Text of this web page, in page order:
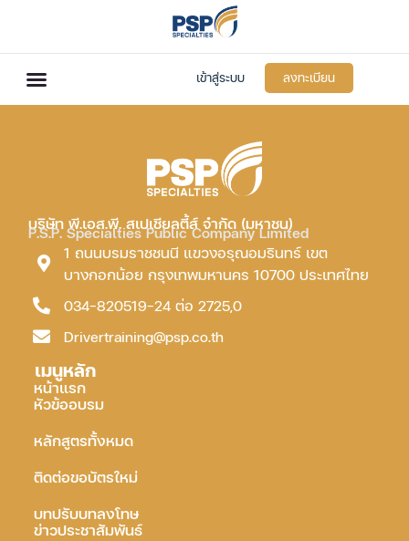
เข้าสู่ระบบ ลงทะเบียน
บริษัท พี.เอส.พี. สเปเชียลตี้ส์ จำกัด (มหาชน)
P.S.P. Specialties Public Company Limited
1 ถนนบรมราชชนนี แขวงอรุณอมรินทร์ เขต
บางกอกน้อย กรุงเทพมหานคร 10700 ประเทศไทย
034-820519-24 ต่อ 2725,0
Drivertraining@psp.co.th
เมนูหลัก
หน้าแรก
หัวข้ออบรม
หลักสูตรทั้งหมด
ติดต่อขอบัตรใหม่
บทปรับบทลงโทษ
ข่าวประชาสัมพันธ์